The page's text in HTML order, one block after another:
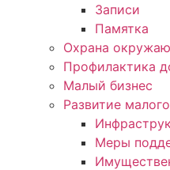
Записи
Памятка
Охрана
Профилактика
Малый бизнес
Развитие
Меры